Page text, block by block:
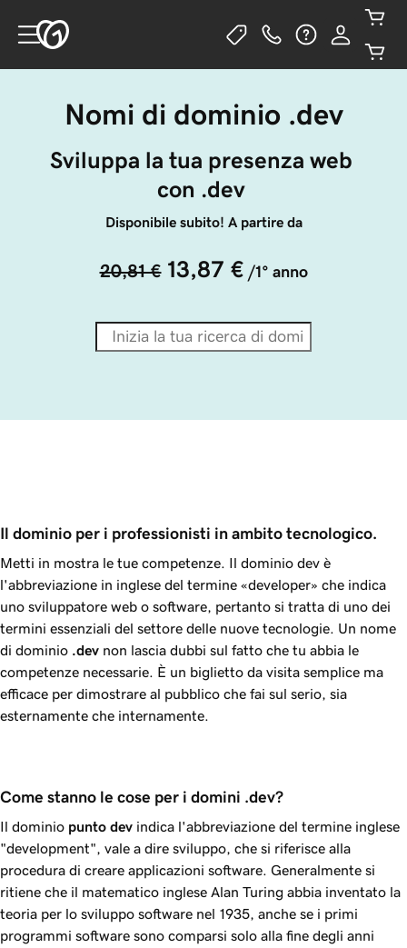
Nomi di dominio .dev
Sviluppa la tua presenza web
con .dev
Disponibile subito! A partire da
20,81 € 13,87 € /1° anno
Il dominio per i professionisti in ambito tecnologico.
Metti in mostra le tue competenze. Il dominio dev è
l'abbreviazione in inglese del termine «developer» che indica
uno sviluppatore web o software, pertanto si tratta di uno dei
termini essenziali del settore delle nuove tecnologie. Un nome
di dominio .dev non lascia dubbi sul fatto che tu abbia le
competenze necessarie. È un biglietto da visita semplice ma
efficace per dimostrare al pubblico che fai sul serio, sia
esternamente che internamente.
Come stanno le cose per i domini .dev?
Il dominio punto dev indica l'abbreviazione del termine inglese
"development", vale a dire sviluppo, che si riferisce alla
procedura di creare applicazioni software. Generalmente si
ritiene che il matematico inglese Alan Turing abbia inventato la
teoria per lo sviluppo software nel 1935, anche se i primi
programmi software sono comparsi solo alla fine degli anni